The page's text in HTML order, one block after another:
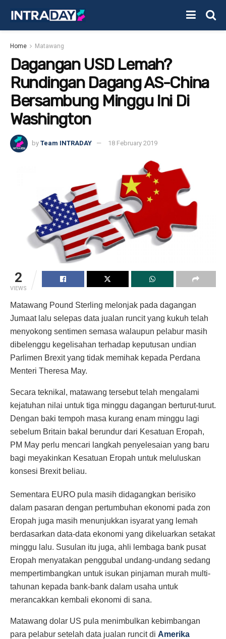
Home Matawang
Dagangan USD Lemah?
Rundingan Dagang AS-China
Bersambung Minggu Ini Di
Washington
by Team INTRADAY 18 February 2019
2
VIEWS
Matawang Pound Sterling melonjak pada dagangan
Jumaat lalu selepas data jualan runcit yang kukuh telah
menyokong sentimen semasa walaupun pelabur masih
dibelenggu kegelisahan terhadap keputusan undian
Parlimen Brexit yang tidak memihak kepada Perdana
Menteri Theresa May.
Secara teknikal, matawang tersebut telah mengalami
kejatuhan nilai untuk tiga minggu dagangan berturut-turut.
Dengan baki tempoh masa kurang enam minggu lagi
sebelum Britain bakal berundur dari Kesatuan Eropah,
PM May perlu mencari langkah penyelesaian yang baru
bagi meyakinkan Kesatuan Eropah untuk meluluskan
konsesi Brexit beliau.
Sementara EURO pula masih didagangkan berisiko
dalam pasaran dengan pertumbuhan ekonomi pada zon
Eropah juga masih menunjukkan isyarat yang lemah
berdasarkan data-data ekonomi yang dikeluarkan setakat
minggu lalu. Susulan itu juga, ahli lembaga bank pusat
Eropah menyatakan penggubal undang-undang sedang
mempertimbangkan untuk isukan pinjaman murah multi-
tahunan kepada bank-bank dalam usaha untuk
merancakkan kembali ekonomi di sana.
Matawang dolar US pula menimbulkan kebimbangan
para pelabur setelah data jualan runcit di Amerika